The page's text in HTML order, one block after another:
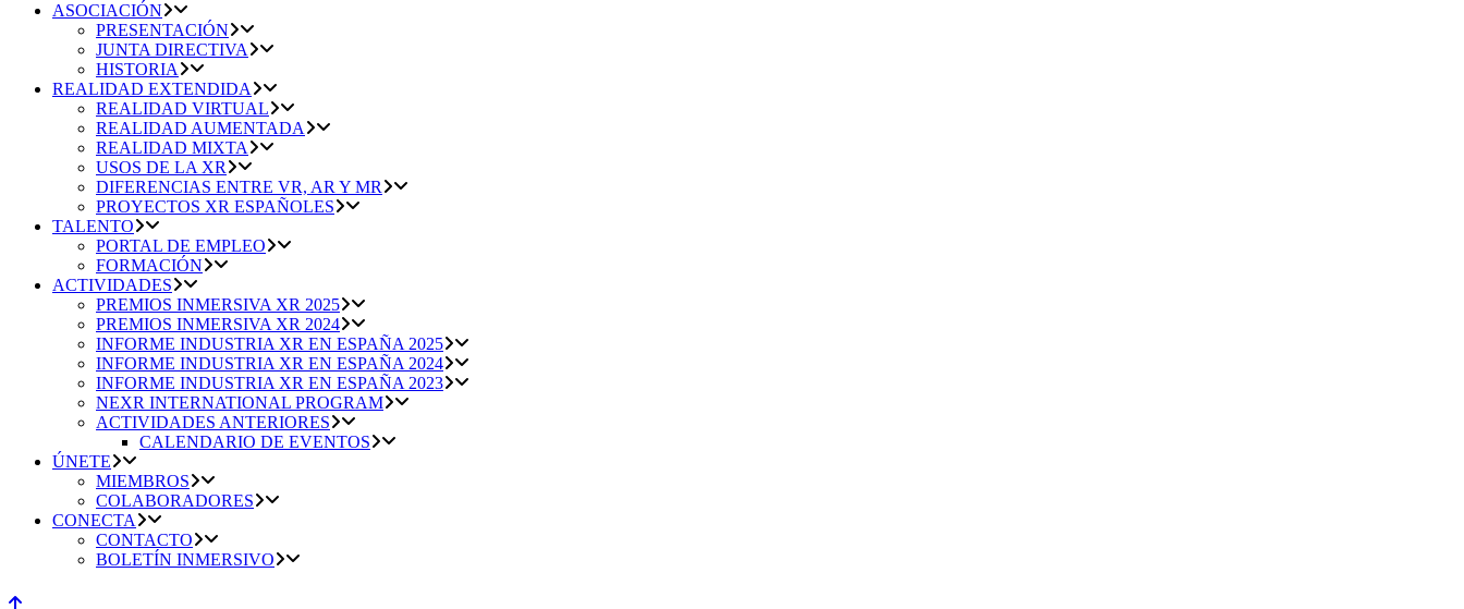
ASOCIACIÓN
PRESENTACIÓN
JUNTA DIRECTIVA
HISTORIA
REALIDAD EXTENDIDA
REALIDAD VIRTUAL
REALIDAD AUMENTADA
REALIDAD MIXTA
USOS DE LA XR
DIFERENCIAS ENTRE VR, AR Y MR
PROYECTOS XR ESPAÑOLES
TALENTO
PORTAL DE EMPLEO
FORMACIÓN
ACTIVIDADES
PREMIOS INMERSIVA XR 2025
PREMIOS INMERSIVA XR 2024
INFORME INDUSTRIA XR EN ESPAÑA 2025
INFORME INDUSTRIA XR EN ESPAÑA 2024
INFORME INDUSTRIA XR EN ESPAÑA 2023
NEXR INTERNATIONAL PROGRAM
ACTIVIDADES ANTERIORES
CALENDARIO DE EVENTOS
ÚNETE
MIEMBROS
COLABORADORES
CONECTA
CONTACTO
BOLETÍN INMERSIVO